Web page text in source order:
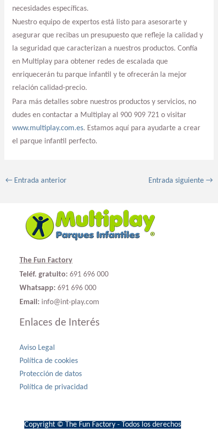
necesidades específicas.
Nuestro equipo de expertos está listo para asesorarte y
asegurar que recibas un presupuesto que refleje la calidad y
la seguridad que caracterizan a nuestros productos. Confía
en Multiplay para obtener redes de escalada que
enriquecerán tu parque infantil y te ofrecerán la mejor
relación calidad-precio.
Para más detalles sobre nuestros productos y servicios, no
dudes en contactar a Multiplay al 900 909 721 o visitar
www.multiplay.com.es. Estamos aquí para ayudarte a crear
el parque infantil perfecto.
←Entrada anterior Entrada siguiente→
The Fun Factory
Teléf. gratuito: 691 696 000
Whatsapp: 691 696 000
Email: info@int-play.com
Enlaces de Interés
Aviso Legal
Política de cookies
Protección de datos
Política de privacidad
Copyright © The Fun Factory - Todos los derechos